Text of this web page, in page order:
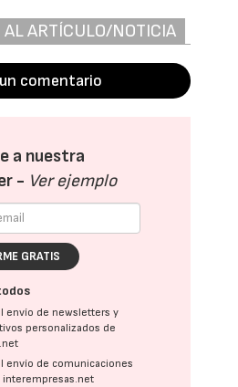
AL ARTÍCULO/NOTICIA
comentario
a nuestra
- Ver ejemplo
GRATIS
envío de newsletters y
personalizados de
envío de comunicaciones
interempresas.net